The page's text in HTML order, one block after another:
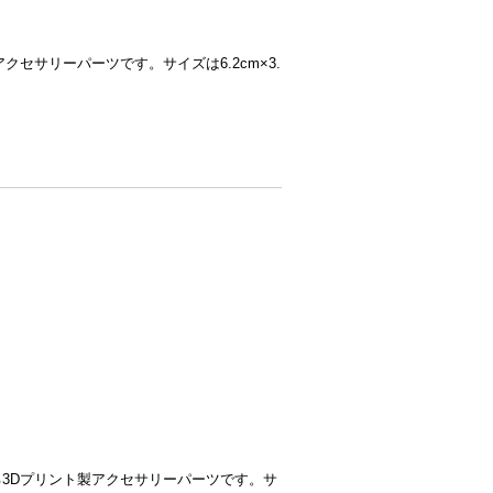
セサリーパーツです。サイズは6.2cm×3.
プリント製アクセサリーパーツです。サ